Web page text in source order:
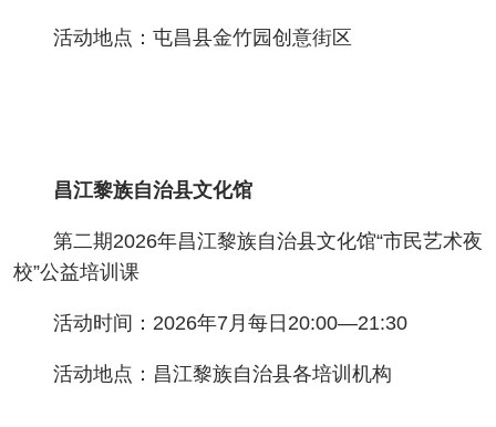
活动地点：屯昌县金竹园创意街区
昌江黎族自治县文化馆
第二期2026年昌江黎族自治县文化馆“市民艺术夜
校”公益培训课
活动时间：2026年7月每日20:00—21:30
活动地点：昌江黎族自治县各培训机构